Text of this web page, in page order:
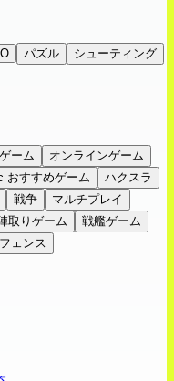
パズル
シューティング
ーム
オンラインゲーム
おすすめゲーム
ハクスラ
戦争
マルチプレイ
取りゲーム
戦艦ゲーム
ェンス